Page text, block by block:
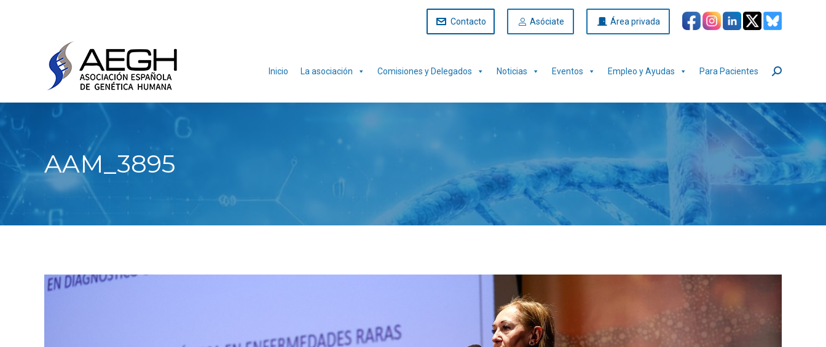
Contacto Asóciate Área privada
Inicio La asociación Comisiones y Delegados Noticias Eventos Empleo y Ayudas Para Pacientes Buscar:
AAM_3895